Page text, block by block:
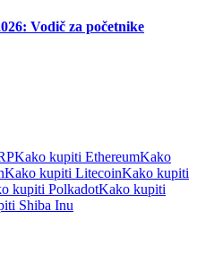
Vodič za početnike
Kako kupiti EthereumKako
Kako kupiti LitecoinKako kupiti
kupiti PolkadotKako kupiti
Shiba Inu